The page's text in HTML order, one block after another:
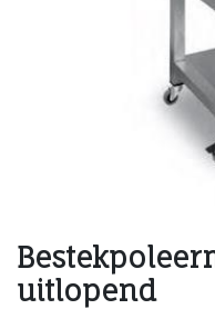
uitlopend